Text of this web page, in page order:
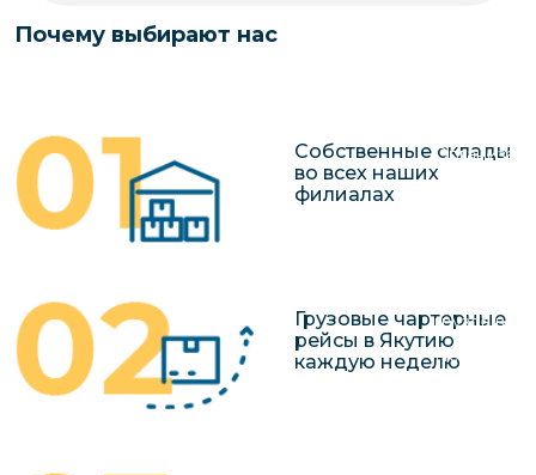
грузов в
Перевозка
Почему выбирают нас
Собственные склады
во всех наших
филиалах
Грузовые чартерные
рейсы в Якутию
каждую неделю